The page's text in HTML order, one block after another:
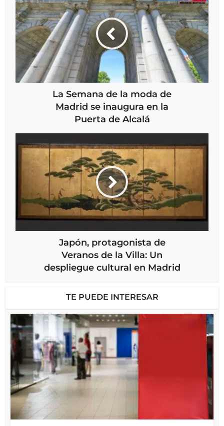
La Semana de la moda de
Madrid se inaugura en la
Puerta de Alcalá
Japón, protagonista de
Veranos de la Villa: Un
despliegue cultural en Madrid
TE PUEDE INTERESAR